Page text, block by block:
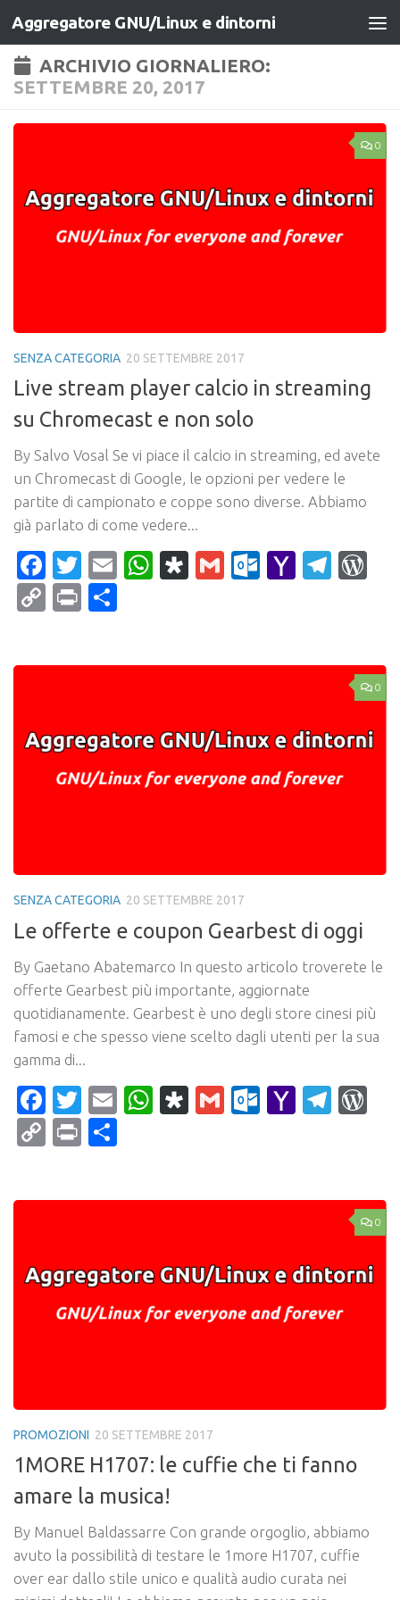
Salta al contenuto
Aggregatore GNU/Linux e dintorni
ARCHIVIO GIORNALIERO:
SETTEMBRE 20, 2017
0
SENZA CATEGORIA 20 SETTEMBRE 2017
Live stream player calcio in streaming
su Chromecast e non solo
By Salvo Vosal Se vi piace il calcio in streaming, ed avete
un Chromecast di Google, le opzioni per vedere le
partite di campionato e coppe sono diverse. Abbiamo
già parlato di come vedere...
Facebook
Twitter
EmailWhatsApp
Diaspora
Gmail Yahoo
CopyPrint
0
SENZA CATEGORIA 20 SETTEMBRE 2017
Le offerte e coupon Gearbest di oggi
By Gaetano Abatemarco In questo articolo troverete le
offerte Gearbest più importante, aggiornate
quotidianamente. Gearbest è uno degli store cinesi più
famosi e che spesso viene scelto dagli utenti per la sua
gamma di...
Facebook
Twitter
EmailWhatsApp
Diaspora
Gmail Yahoo
CopyPrint
0
PROMOZIONI 20 SETTEMBRE 2017
1MORE H1707: le cuffie che ti fanno
amare la musica!
By Manuel Baldassarre Con grande orgoglio, abbiamo
avuto la possibilità di testare le 1more H1707, cuffie
over ear dallo stile unico e qualità audio curata nei